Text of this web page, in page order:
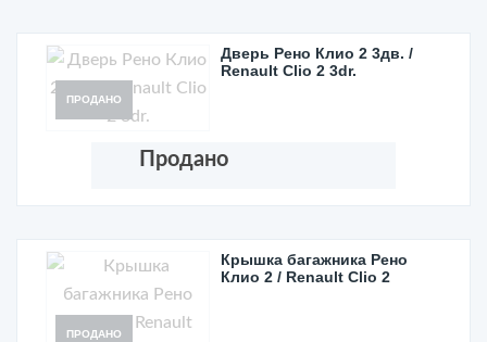
ПРОДАНО
Дверь Рено Клио 2 3дв. /
Renault Clio 2 3dr.
Продано
ПРОДАНО
Крышка багажника Рено
Клио 2 / Renault Clio 2